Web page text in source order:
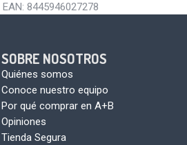
EAN: 8445946027278
SOBRE NOSOTROS
Quiénes somos
Conoce nuestro equipo
Por qué comprar en A+B
Opiniones
Tienda Segura